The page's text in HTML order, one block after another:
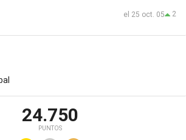
2
el 25 oct. 05
24.750
PUNTOS